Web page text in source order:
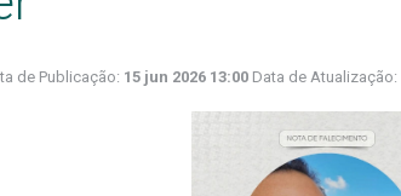
de Publicação: 15 jun 2026 13:00 Data de Atualização: